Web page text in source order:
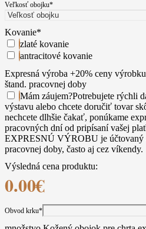
Veľkosť obojku*
Kovanie*
zlaté kovanie
antracitové kovanie
Expresná výroba +20% ceny výrobku
štand. pracovnej doby
Mám záujem?Potrebujete rýchli
výstavu alebo chcete doručiť tovar
nechcete dlhšie čakať, ponúkame
pracovných dní od pripísaní vašej
EXPRESNÚ VÝROBU je účtovaný
pracovnej doby, často aj cez víkendy.
Výsledná cena produktu:
0.00€
Obvod krku*